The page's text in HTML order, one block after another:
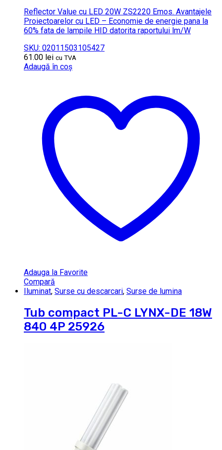
Reflector Value cu LED 20W ZS2220 Emos. Avantajele
Proiectoarelor cu LED – Economie de energie pana la
60% fata de lampile HID datorita raportului lm/W
SKU: 02011503105427
61.00 lei cu TVA
Adaugă în coș
Adauga la Favorite
Compară
Iluminat, Surse cu descarcari, Surse de lumina
Tub compact PL-C LYNX-DE 18W
840 4P 25926